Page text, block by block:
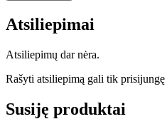
Atsiliepimai
Atsiliepimų dar nėra.
Rašyti atsiliepimą gali tik
Susiję produktai